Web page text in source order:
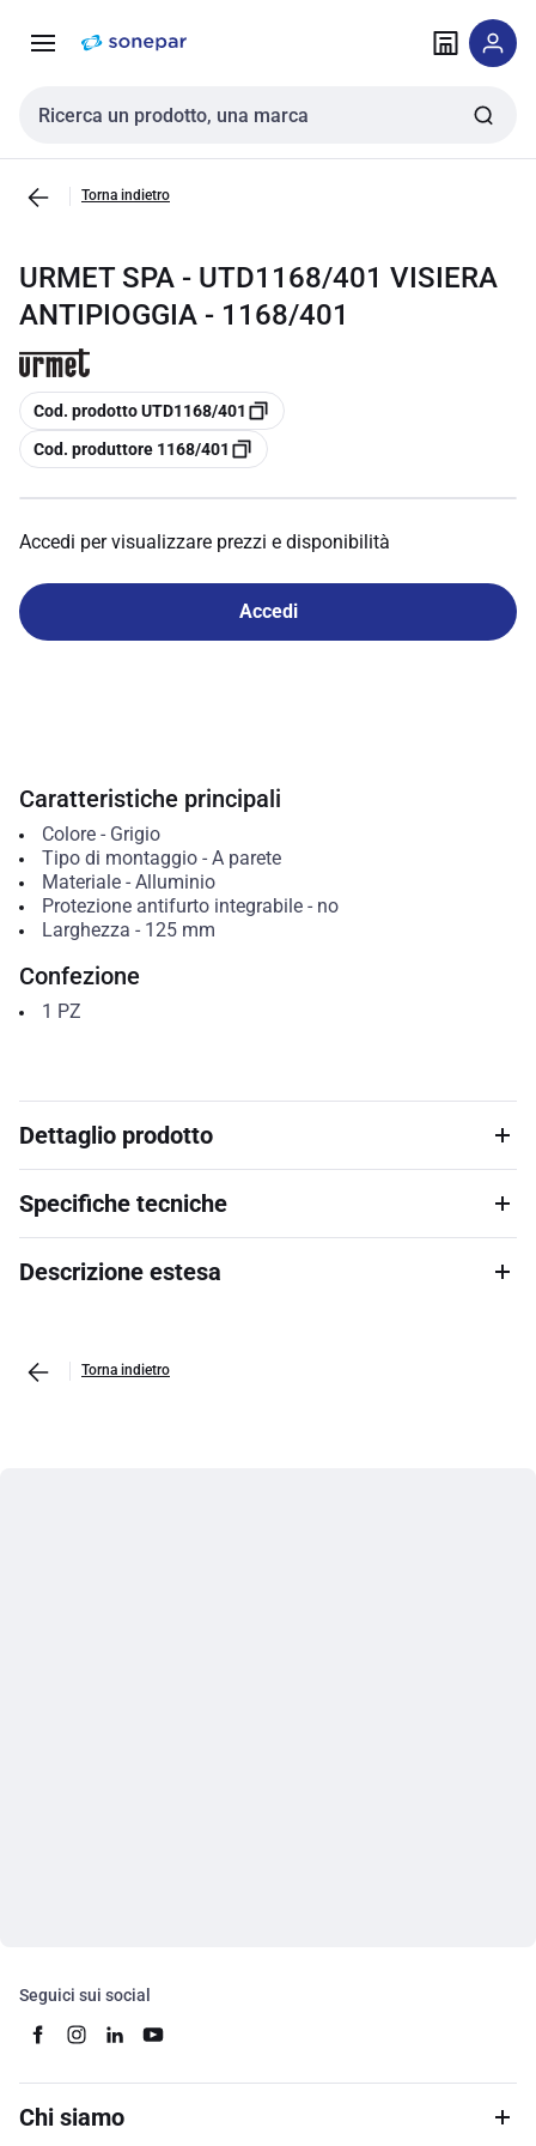
navigazione alla
Cerca input
Torna indietro
URMET SPA - UTD1168/401 VISIERA
ANTIPIOGGIA - 1168/401
copia
Cod. prodotto UTD1168/401
copia
Cod. produttore 1168/401
Accedi per visualizzare prezzi e disponibilità
Accedi
Caratteristiche principali
Colore- Grigio
Tipo di montaggio- A parete
Materiale- Alluminio
Protezione antifurto integrabile- no
Larghezza - 125 mm
Confezione
1 PZ
Dettaglio prodotto
Specifiche tecniche
Descrizione estesa
Torna indietro
Seguici sui social
Chi siamo